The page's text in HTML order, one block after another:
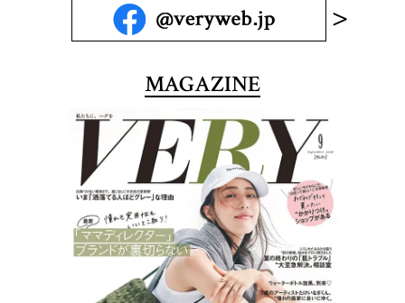
MAGAZINE